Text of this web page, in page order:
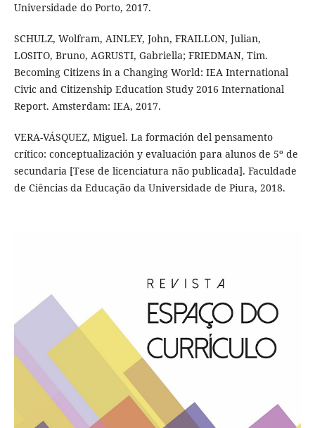
Universidade do Porto, 2017.
SCHULZ, Wolfram, AINLEY, John, FRAILLON, Julian,
LOSITO, Bruno, AGRUSTI, Gabriella; FRIEDMAN, Tim.
Becoming Citizens in a Changing World: IEA International
Civic and Citizenship Education Study 2016 International
Report. Amsterdam: IEA, 2017.
VERA-VÁSQUEZ, Miguel. La formación del pensamento
crítico: conceptualización y evaluación para alunos de 5º de
secundaria [Tese de licenciatura não publicada]. Faculdade
de Ciências da Educação da Universidade de Piura, 2018.